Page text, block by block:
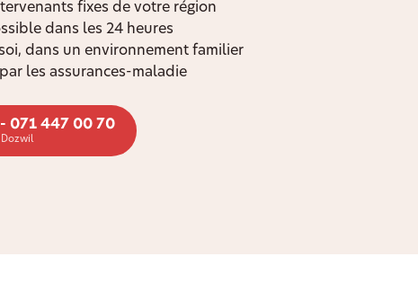
fixes de votre région
dans les 24 heures
dans un environnement familier
les assurances-maladie
071 447 00 70